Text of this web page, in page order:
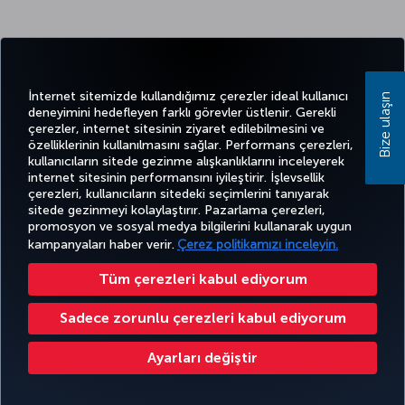
İnternet sitemizde kullandığımız çerezler ideal kullanıcı
deneyimini hedefleyen farklı görevler üstlenir. Gerekli
çerezler, internet sitesinin ziyaret edilebilmesini ve
özelliklerinin kullanılmasını sağlar. Performans çerezleri,
kullanıcıların sitede gezinme alışkanlıklarını inceleyerek
internet sitesinin performansını iyileştirir. İşlevsellik
çerezleri, kullanıcıların sitedeki seçimlerini tanıyarak
sitede gezinmeyi kolaylaştırır. Pazarlama çerezleri,
promosyon ve sosyal medya bilgilerini kullanarak uygun
kampanyaları haber verir. Çerez politikamızı inceleyin.
Tüm çerezleri kabul ediyorum
Sadece zorunlu çerezleri kabul ediyorum
Ayarları değiştir
Bize ulaşın